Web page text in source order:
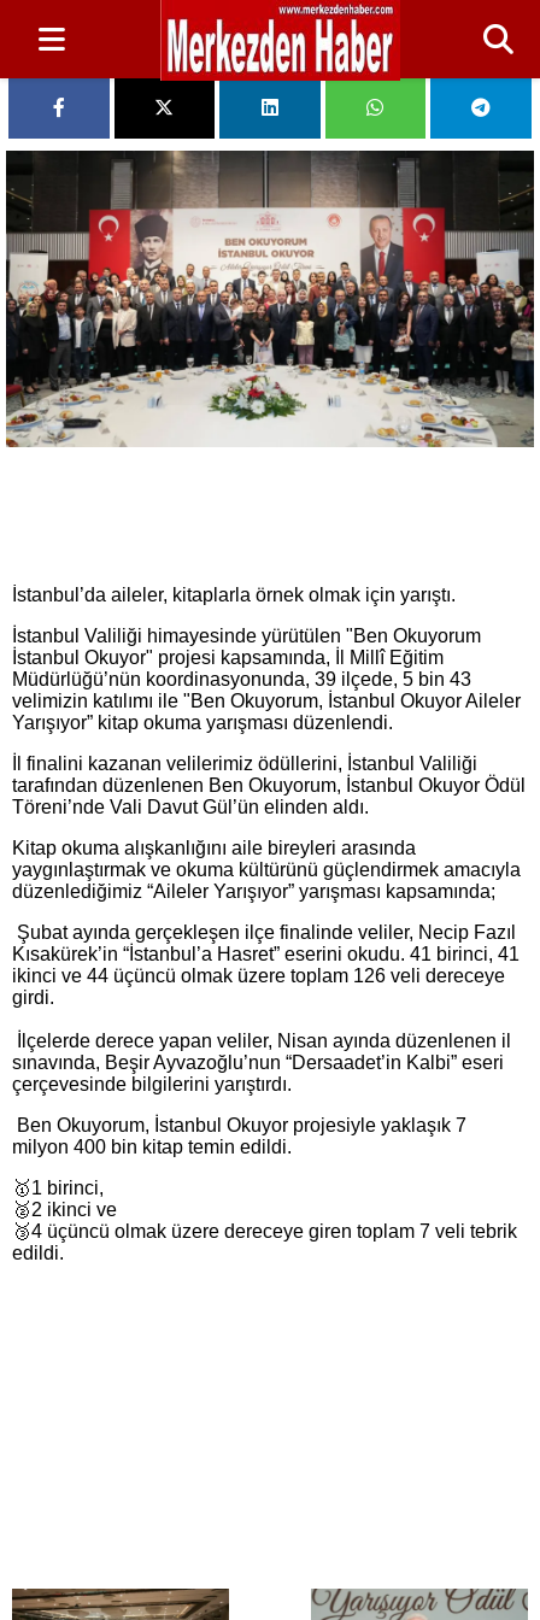
İstanbul’da aileler, kitaplarla örnek olmak için yarıştı.
İstanbul Valiliği himayesinde yürütülen "Ben Okuyorum
İstanbul Okuyor" projesi kapsamında, İl Millî Eğitim
Müdürlüğü’nün koordinasyonunda, 39 ilçede, 5 bin 43
velimizin katılımı ile "Ben Okuyorum, İstanbul Okuyor Aileler
Yarışıyor” kitap okuma yarışması düzenlendi.
İl finalini kazanan velilerimiz ödüllerini, İstanbul Valiliği
tarafından düzenlenen Ben Okuyorum, İstanbul Okuyor Ödül
Töreni’nde Vali Davut Gül’ün elinden aldı.
Kitap okuma alışkanlığını aile bireyleri arasında
yaygınlaştırmak ve okuma kültürünü güçlendirmek amacıyla
düzenlediğimiz “Aileler Yarışıyor” yarışması kapsamında;
Şubat ayında gerçekleşen ilçe finalinde veliler, Necip Fazıl
Kısakürek’in “İstanbul’a Hasret” eserini okudu. 41 birinci, 41
ikinci ve 44 üçüncü olmak üzere toplam 126 veli dereceye
girdi.
İlçelerde derece yapan veliler, Nisan ayında düzenlenen il
sınavında, Beşir Ayvazoğlu’nun “Dersaadet’in Kalbi” eseri
çerçevesinde bilgilerini yarıştırdı.
Ben Okuyorum, İstanbul Okuyor projesiyle yaklaşık 7
milyon 400 bin kitap temin edildi.
🥇1 birinci,
🥈2 ikinci ve
🥉4 üçüncü olmak üzere dereceye giren toplam 7 veli tebrik
edildi.